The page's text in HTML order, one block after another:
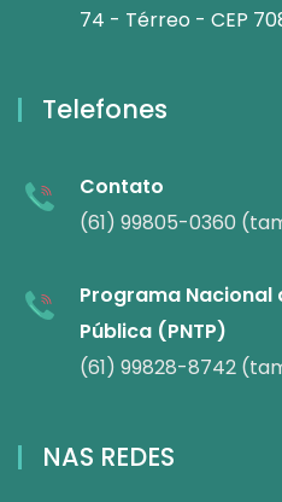
74 - Térreo - CEP
Telefones
Contato
(61) 99805-0360
Programa
Pública (PNTP)
(61) 99828-8742
NAS REDES